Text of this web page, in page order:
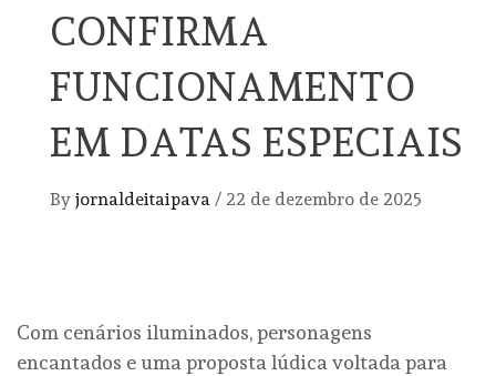
CONFIRMA
FUNCIONAMENTO
EM DATAS ESPECIAIS
By jornaldeitaipava / 22 de dezembro de 2025
Com cenários iluminados, personagens
encantados e uma proposta lúdica voltada para